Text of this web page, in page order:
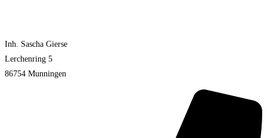
Inh. Sascha Gierse
Lerchenring 5
86754 Munningen